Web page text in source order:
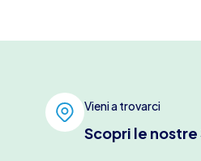
Vieni a trovarci
Scopri le nostre